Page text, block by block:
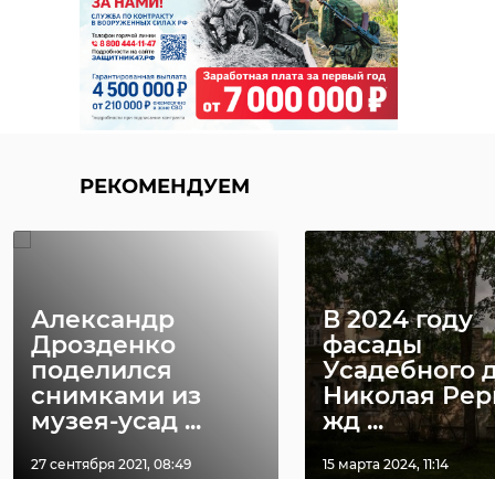
РЕКОМЕНДУЕМ
Александр
Дрозденко
поделился
снимками из
музея-усад ...
27 сентября 2021, 08:49
В 2024 году
фасады
Усадебного
Николая
жд ...
15 марта 2024, 11:14
В аварии у
Большой Ижоры
человек
10 февраля, 13:13
В
пьяный
16 июля, 07:36